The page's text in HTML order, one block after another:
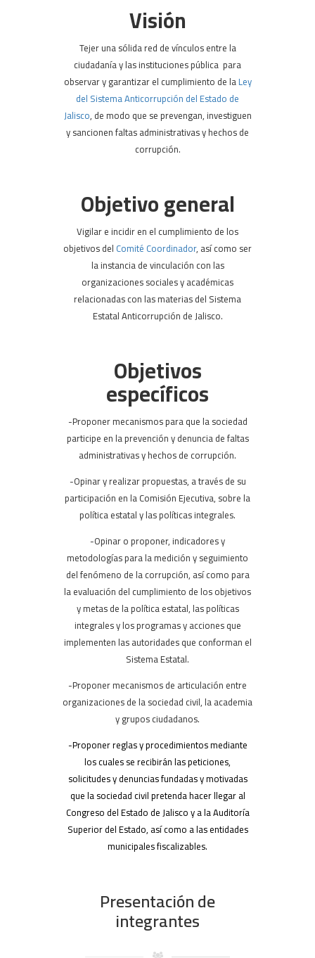
Visión
Tejer una sólida red de vínculos entre la
ciudadanía y las instituciones pública para
observar y garantizar el cumplimiento de laLey
del Sistema Anticorrupción del Estado de
Jalisco, de modo que se prevengan, investiguen
y sancionen faltas administrativas y hechos de
corrupción.
Objetivo general
Vigilar e incidir en el cumplimiento de los
objetivos del Comité Coordinador, así como ser
la instancia de vinculación con las
organizaciones sociales y académicas
relacionadas con las materias del Sistema
Estatal Anticorrupción de Jalisco.
Objetivos
específicos
-Proponer mecanismos para que la sociedad
participe en la prevención y denuncia de faltas
administrativas y hechos de corrupción.
-Opinar y realizar propuestas, a través de su
participación en la Comisión Ejecutiva, sobre la
política estatal y las políticas integrales.
-Opinar o proponer, indicadores y
metodologías para la medición y seguimiento
del fenómeno de la corrupción, así como para
la evaluación del cumplimiento de los objetivos
y metas de la política estatal, las políticas
integrales y los programas y acciones que
implementen las autoridades que conforman el
Sistema Estatal.
-Proponer mecanismos de articulación entre
organizaciones de la sociedad civil, la academia
y grupos ciudadanos.
-Proponer reglas y procedimientos mediante
los cuales se recibirán las peticiones,
solicitudes y denuncias fundadas y motivadas
que la sociedad civil pretenda hacer llegar al
Congreso del Estado de Jalisco y a la Auditoría
Superior del Estado, así como a las entidades
municipales fiscalizables.
Presentación de
integrantes